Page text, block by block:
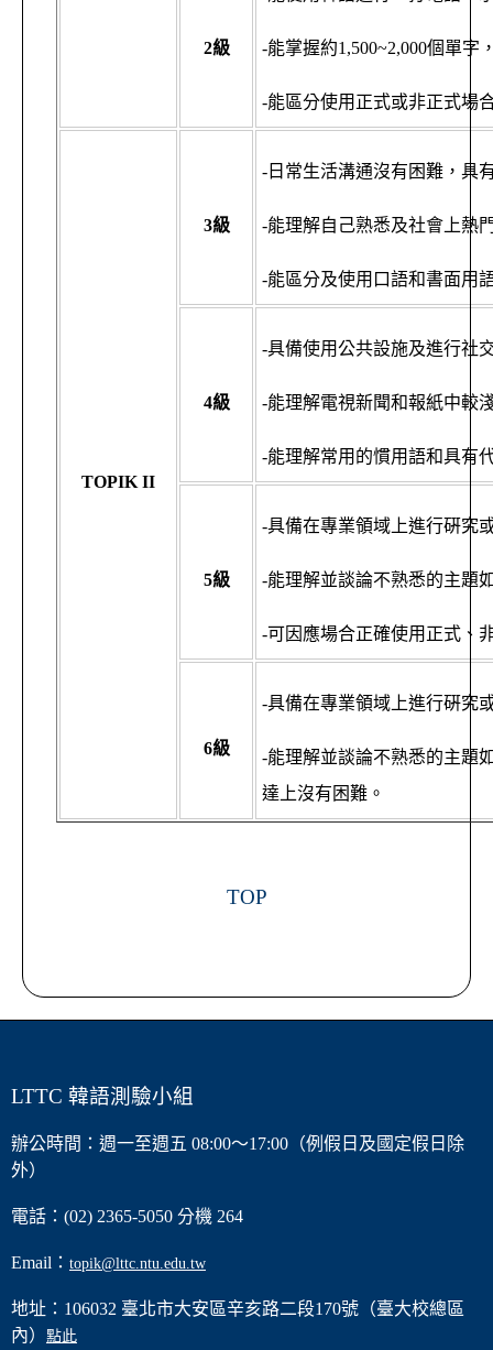
2級 -能掌握約1,500~2,000個單
-能區分使用正式或非正式場
TOPIK II
3級
-日常生活溝通沒有困難，具
-能理解自己熟悉及社會上熱
-能區分及使用口語和書面用
4級
-具備使用公共設施及進行社
-能理解電視新聞和報紙中較
-能理解常用的慣用語和具有
5級
-具備在專業領域上進行硏究
-能理解並談論不熟悉的主題
-可因應場合正確使用正式、
6級
-具備在專業領域上進行硏究
-能理解並談論不熟悉的主題
達上沒有困難。
TOP
LTTC 韓語測驗小組
辦公時間：週一至週五 08:00～17:00（例假日及國定假日除
外）
電話：(02) 2365-5050 分機 264
Email： topik@lttc.ntu.edu.tw
地址：106032 臺北市大安區辛亥路二段170號（臺大校總區
內） 點此